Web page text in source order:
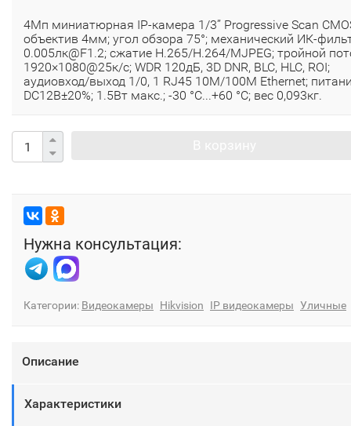
4Мп миниатюрная IP-камера 1/3’’ Progressive Scan
объектив 4мм; угол обзора 75°; механический ИК-
0.005лк@F1.2; сжатие H.265/H.264/MJPEG; тройной
1920×1080@25к/с; WDR 120дБ, 3D DNR, BLC, HLC, ROI;
аудиовход/выход 1/0, 1 RJ45 10M/100M Ethernet;
DC12В±20%; 1.5Вт макс.; -30 °C...+60 °C; вес 0,093кг.
Нужна консультация:
Категории: Видеокамеры Hikvision IP видеокамеры Уличные
Описание
Характеристики